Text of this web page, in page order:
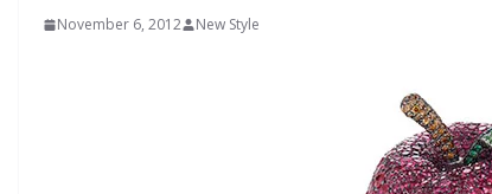
November 6, 2012 New Style